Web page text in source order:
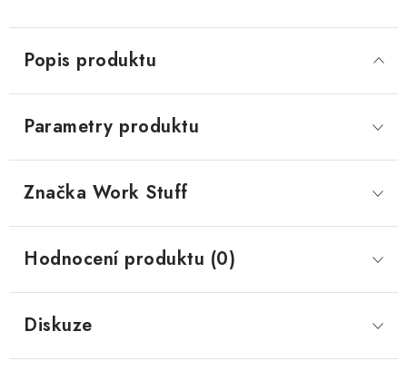
Popis produktu
Parametry produktu
Značka Work Stuff
Hodnocení produktu (0)
Diskuze